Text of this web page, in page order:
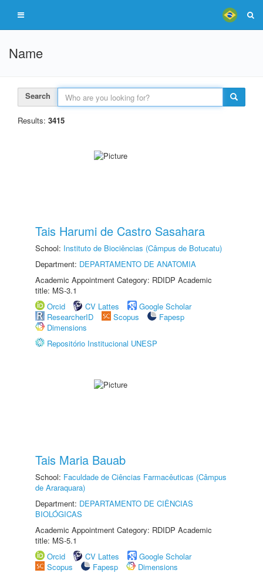
Name
Search
Results: 3415
Tais Harumi de Castro Sasahara
School: Instituto de Biociências (Câmpus de Botucatu)
Department: DEPARTAMENTO DE ANATOMIA
Academic Appointment Category: RDIDP Academic
title: MS-3.1
Orcid
CV Lattes
Google Scholar
ResearcherID
Scopus
Fapesp
Dimensions
Repositório Institucional UNESP
Tais Maria Bauab
School: Faculdade de Ciências Farmacêuticas (Câmpus
de Araraquara)
Department: DEPARTAMENTO DE CIÊNCIAS
BIOLÓGICAS
Academic Appointment Category: RDIDP Academic
title: MS-5.1
Orcid
CV Lattes
Google Scholar
Scopus
Fapesp
Dimensions